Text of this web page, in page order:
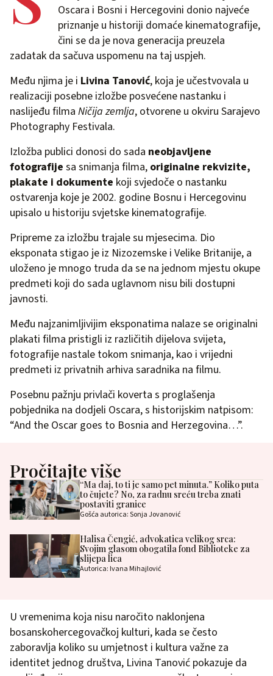
Oscara i Bosni i Hercegovini donio najveće
priznanje u historiji domaće kinematografije,
čini se da je nova generacija preuzela
zadatak da sačuva uspomenu na taj uspjeh.
Među njima je i Livina Tanović, koja je učestvovala u
realizaciji posebne izložbe posvećene nastanku i
naslijeđu filma Ničija zemlja, otvorene u okviru Sarajevo
Photography Festivala.
Izložba publici donosi do sada neobjavljene
fotografije sa snimanja filma, originalne rekvizite,
plakate i dokumente koji svjedoče o nastanku
ostvarenja koje je 2002. godine Bosnu i Hercegovinu
upisalo u historiju svjetske kinematografije.
Pripreme za izložbu trajale su mjesecima. Dio
eksponata stigao je iz Nizozemske i Velike Britanije, a
uloženo je mnogo truda da se na jednom mjestu okupe
predmeti koji do sada uglavnom nisu bili dostupni
javnosti.
Među najzanimljivijim eksponatima nalaze se originalni
plakati filma pristigli iz različitih dijelova svijeta,
fotografije nastale tokom snimanja, kao i vrijedni
predmeti iz privatnih arhiva saradnika na filmu.
Posebnu pažnju privlači koverta s proglašenja
pobjednika na dodjeli Oscara, s historijskim natpisom:
“And the Oscar goes to Bosnia and Herzegovina…”.
Pročitajte više
“Ma daj, to ti je samo pet minuta.” Koliko puta
to čujete? No, za radnu sreću treba znati
postaviti granice
Gošća autorica: Sonja Jovanović
Halisa Čengić, advokatica velikog srca:
Svojim glasom obogatila fond Biblioteke za
slijepa lica
Autorica: Ivana Mihajlović
U vremenima koja nisu naročito naklonjena
bosanskohercegovačkoj kulturi, kada se često
zaboravlja koliko su umjetnost i kultura važne za
identitet jednog društva, Livina Tanović pokazuje da